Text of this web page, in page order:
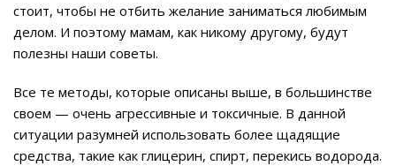
стоит, чтобы не отбить желание заниматься любимым
делом. И поэтому мамам, как никому другому, будут
полезны наши советы.
Все те методы, которые описаны выше, в большинстве
своем — очень агрессивные и токсичные. В данной
ситуации разумней использовать более щадящие
средства, такие как глицерин, спирт, перекись водорода.